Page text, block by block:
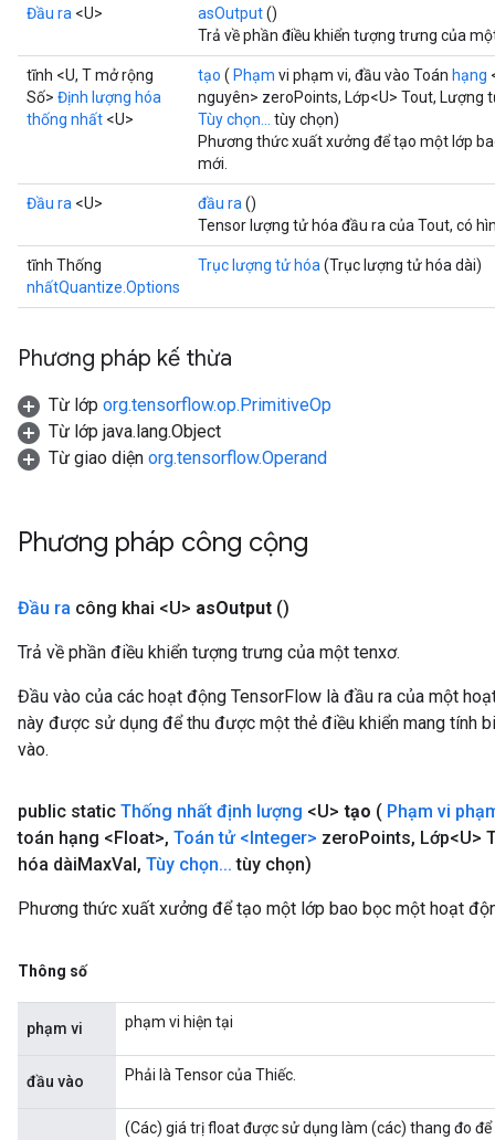
Đầu ra <U> asOutput()
Trả về phần điều khiển tượng trưng của
tĩnh <U, T mở rộng
Số> Định lượng hóa
thống nhất <U>
tạo ( Phạm vi phạm vi, đầu vào Toán hạng
nguyên> zeroPoints, Lớp<U> Tout, Lượng
Tùy chọn...
tùy chọn)
Phương thức xuất xưởng để tạo một lớp
mới.
Đầu ra <U> đầu ra ()
Tensor lượng tử hóa đầu ra của Tout, có
tĩnh Thống
nhấtQuantize.Options
Trục lượng tử hóa (Trục lượng tử hóa dài)
Phương pháp kế thừa
Từ lớp org.tensorflow.op.PrimitiveOp
Từ lớp java.lang.Object
Từ giao diện org.tensorflow.Operand
Phương pháp công cộng
Đầu ra công khai <U> asOutput ()
Trả về phần điều khiển tượng trưng của một tenxơ.
Đầu vào của các hoạt động TensorFlow là đầu ra của một
này được sử dụng để thu được một thẻ điều khiển mang tính
vào.
public static Thống nhất định lượng <U> tạo ( Phạm vi
toán hạng <Float>, Toán tử <Integer> zeroPoints, Lớp<U>
hóa dàiMaxVal, Tùy chọn... tùy chọn)
Phương thức xuất xưởng để tạo một lớp bao bọc một hoạt
Thông số
phạm vi phạm vi hiện tại
đầu vào Phải là Tensor của Thiếc.
(Các) giá trị float được sử dụng làm (các) thang đo